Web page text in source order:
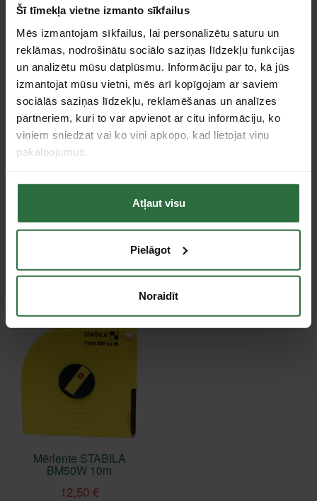
Šī tīmekļa vietne izmanto sīkfailus
Mēs izmantojam sīkfailus, lai personalizētu saturu un
reklāmas, nodrošinātu sociālo saziņas līdzekļu funkcijas
un analizētu mūsu datplūsmu. Informāciju par to, kā jūs
izmantojat mūsu vietni, mēs arī kopīgojam ar saviem
sociālās saziņas līdzekļu, reklamēšanas un analīzes
partneriem, kuri to var apvienot ar citu informāciju, ko
viņiem sniedzat vai ko viņi apkopo, kad lietojat viņu
pakalpojumus.
Atļaut visu
Pielāgot
Noraidīt
iesniegts patenta pieteikums. Speciāls āķis ar patentētu
pārklājuma kārtu, kas ievērojami uzlabo izturību pret slīdēšanu.
Triecienizturīgs korpuss no neilona. Iespējams stiprināt visās
pozīcijās. Atbilst jaunajai, visā Eiropā piemērojamā MID direktīvai.
Ar CE un metroloģisko zīmi un izmēģinājuma modeļa atbilstības
ES prasībām apstiprinājumu.
Specifikācija
Garums
10 m
Lentes garums
Mērlente STABILA
BM50W 10m
12,50 €